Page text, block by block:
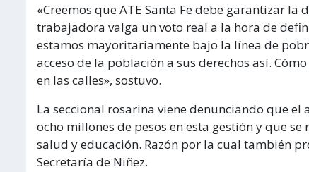
«Creemos que ATE Santa Fe debe garantizar
trabajadora valga un voto real a la hora de
estamos mayoritariamente bajo la línea de
acceso de la población a sus derechos así.
en las calles», sostuvo.
La seccional rosarina viene denunciando que
ocho millones de pesos en esta gestión y que
salud y educación. Razón por la cual también
Secretaría de Niñez.